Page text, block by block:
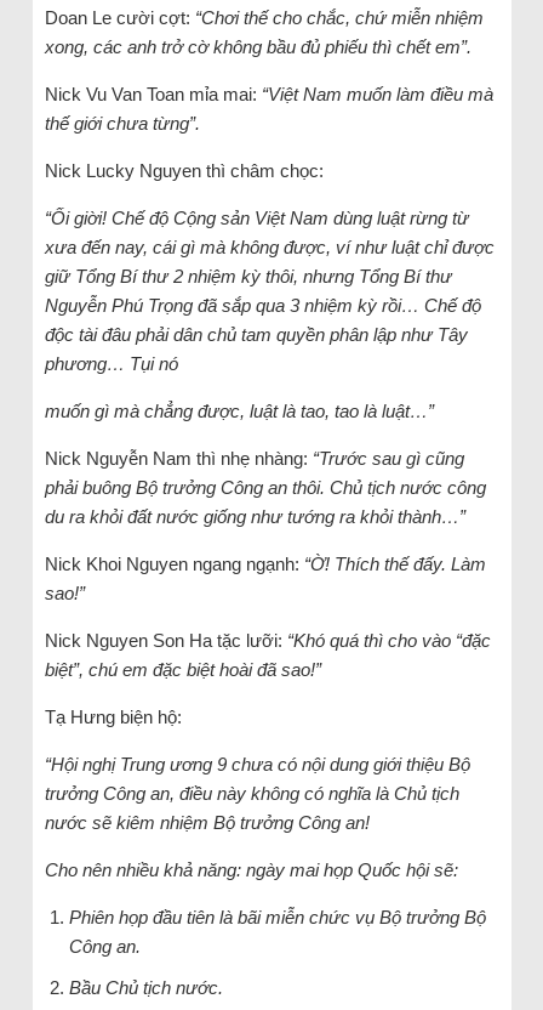
Doan Le cười cợt: “Chơi thế cho chắc, chứ miễn nhiệm
xong, các anh trở cờ không bầu đủ phiếu thì chết em”.
Nick Vu Van Toan mỉa mai: “Việt Nam muốn làm điều mà
thế giới chưa từng”.
Nick Lucky Nguyen thì châm chọc:
“Ối giời! Chế độ Cộng sản Việt Nam dùng luật rừng từ
xưa đến nay, cái gì mà không được, ví như luật chỉ được
giữ Tổng Bí thư 2 nhiệm kỳ thôi, nhưng Tổng Bí thư
Nguyễn Phú Trọng đã sắp qua 3 nhiệm kỳ rồi… Chế độ
độc tài đâu phải dân chủ tam quyền phân lập như Tây
phương… Tụi nó
muốn gì mà chẳng được, luật là tao, tao là luật…”
Nick Nguyễn Nam thì nhẹ nhàng: “Trước sau gì cũng
phải buông Bộ trưởng Công an thôi. Chủ tịch nước công
du ra khỏi đất nước giống như tướng ra khỏi thành…”
Nick Khoi Nguyen ngang ngạnh: “Ờ! Thích thế đấy. Làm
sao!”
Nick Nguyen Son Ha tặc lưỡi: “Khó quá thì cho vào “đặc
biệt”, chú em đặc biệt hoài đã sao!”
Tạ Hưng biện hộ:
“Hội nghị Trung ương 9 chưa có nội dung giới thiệu Bộ
trưởng Công an, điều này không có nghĩa là Chủ tịch
nước sẽ kiêm nhiệm Bộ trưởng Công an!
Cho nên nhiều khả năng: ngày mai họp Quốc hội sẽ:
Phiên họp đầu tiên là bãi miễn chức vụ Bộ trưởng Bộ
Công an.
Bầu Chủ tịch nước.